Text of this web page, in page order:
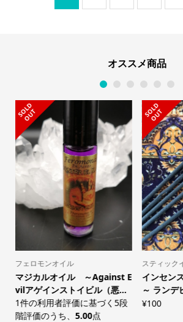
オススメ商品
S
O
L
D
O
U
T
フェロモンオイル
マジカルオイル ～Against E
vilアゲインストイビル（悪...
1件の利用者評価に基づく5段
階評価のうち、 5.00点
S
O
L
D
O
U
T
スティック
インセン
～ ランデ
¥100
1 2 3 4 5 6